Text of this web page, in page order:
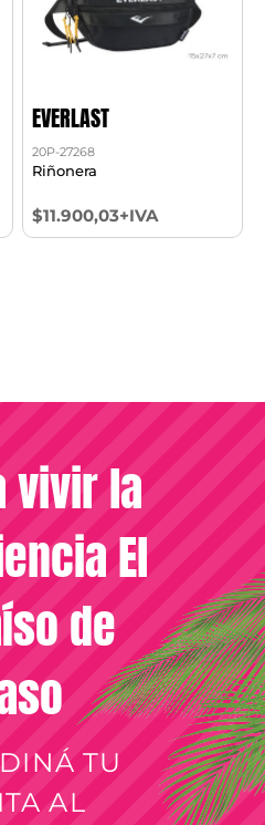
EVERLAST
20P-27268
Riñonera
$11.900,03+IVA
vivir la
El
de
TU
AL